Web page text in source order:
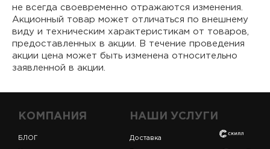
не всегда своевременно отражаются изменения.
Акционный товар может отличаться по внешнему
виду и техническим характеристикам от товаров,
предоставленных в акции. В течение проведения
акции цена может быть изменена относительно
заявленной в акции.
КОМПАНИЯ
БЛОГ
НАШИ УСЛУГИ
Доставка